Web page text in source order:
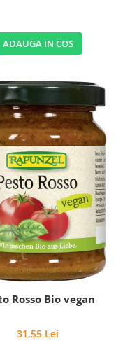
ADAUGA IN COS
Rosso Bio vegan
31,55 Lei